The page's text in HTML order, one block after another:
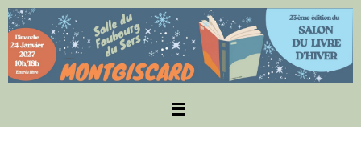
Passer
au
contenu